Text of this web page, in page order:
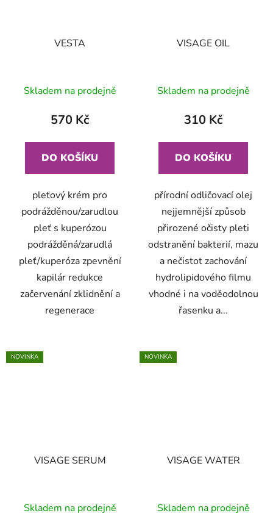
VESTA
Skladem na prodejně
570 Kč
DO KOŠÍKU
pleťový krém pro
podrážděnou/zarudlou
pleť s kuperózou
podrážděná/zarudlá
pleť/kuperóza zpevnění
kapilár redukce
začervenání zklidnění a
regenerace
VISAGE OIL
Skladem na prodejně
310 Kč
DO KOŠÍKU
přírodní odličovací olej
nejjemnější způsob
přirozené očisty pleti
odstranění bakterií, mazu
a nečistot zachování
hydrolipidového filmu
vhodné i na voděodolnou
řasenku a...
NOVINKA
VISAGE SERUM
Skladem na prodejně
NOVINKA
VISAGE WATER
Skladem na prodejně